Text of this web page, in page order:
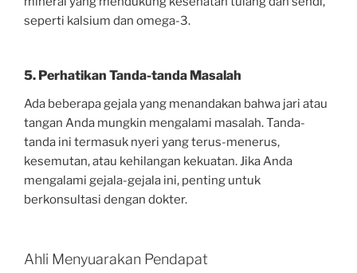
seperti kalsium dan omega-3.
5. Perhatikan Tanda-tanda Masalah
Ada beberapa gejala yang menandakan bahwa jari atau
tangan Anda mungkin mengalami masalah. Tanda-
tanda ini termasuk nyeri yang terus-menerus,
kesemutan, atau kehilangan kekuatan. Jika Anda
mengalami gejala-gejala ini, penting untuk
berkonsultasi dengan dokter.
Ahli Menyuarakan Pendapat